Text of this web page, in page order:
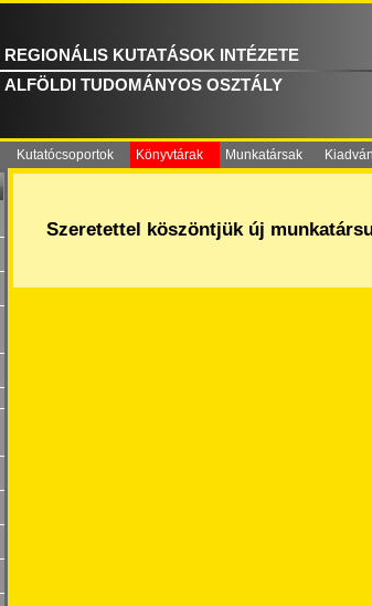
REGIONÁLIS KUTATÁSOK INTÉZETE
ALFÖLDI TUDOMÁNYOS OSZTÁLY
Kutatócsoportok Könyvtárak Munkatársak
Szeretettel köszöntjük új